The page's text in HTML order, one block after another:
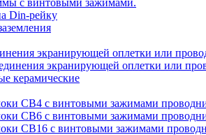
с винтовыми зажимами.
Din-рейку
экранирующей оплетки или
экранирующей оплетки или
керамические
CB4 с винтовыми зажимами
CB6 с винтовыми зажимами
CB16 с винтовыми зажимами